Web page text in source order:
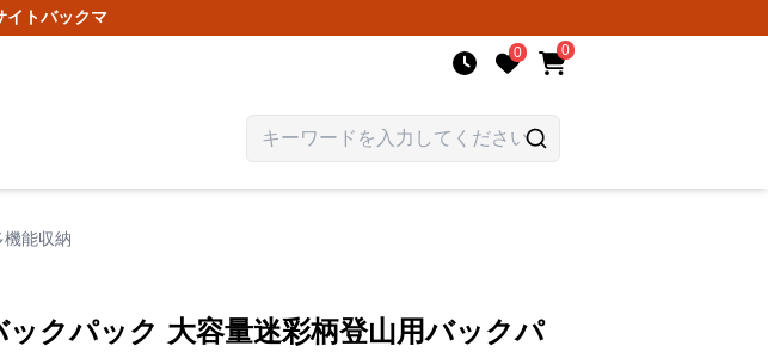
イトバックマ
0 0
能収納
ックパック 大容量迷彩柄登山用バックパ